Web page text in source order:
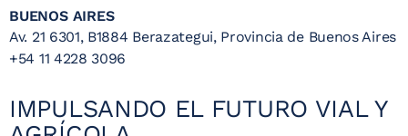
BUENOS AIRES
Av. 21 6301, B1884 Berazategui, Provincia de Buenos Aires
+54 11 4228 3096
IMPULSANDO EL FUTURO VIAL Y